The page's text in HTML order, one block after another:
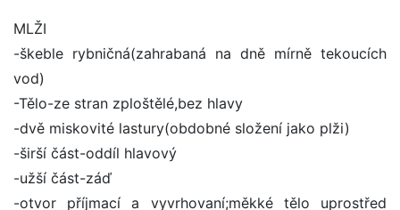
MLŽI
-škeble rybničná(zahrabaná na dně mírně tekoucích
vod)
-Tělo-ze stran zploštělé,bez hlavy
-dvě miskovité lastury(obdobné složení jako plži)
-širší část-oddíl hlavový
-užší část-záď
-otvor příjmací a vyvrhovaní;měkké tělo uprostřed